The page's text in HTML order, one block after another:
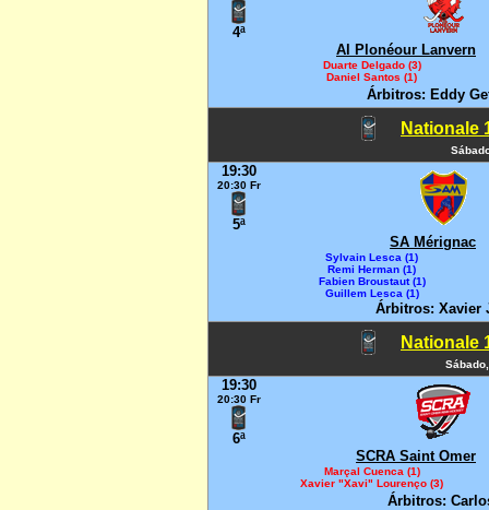
4ª
Al Plonéour Lanvern
Duarte Delgado (3)
Daniel Santos (1)
Árbitros: Eddy
Nationale
19:30
20:30 Fr
5ª
SA Mérignac
Sylvain Lesca (1)
Remi Herman (1)
Fabien Broustaut (1)
Guillem Lesca (1)
Árbitros: Xavier
Nationale
19:30
20:30 Fr
6ª
SCRA Saint Omer
Marçal Cuenca (1)
Xavier "Xavi" Lourenço (3)
Árbitros: